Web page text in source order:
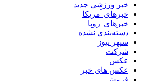
خبر ورزشی جدید
خبرهای آمریکا
خبرهای اروپا
دسته‌بندی نشده
سپهر نیوز
شرکت
عکس
عکس های خبر